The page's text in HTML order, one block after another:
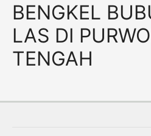
BENGKEL
LAS DI
TENGAH